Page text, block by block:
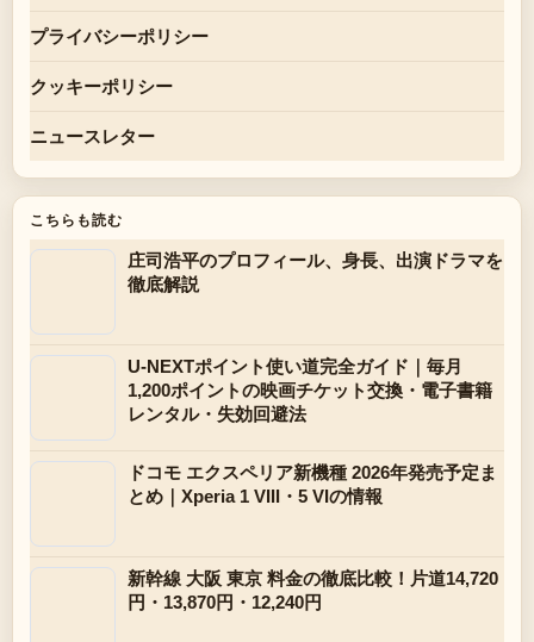
プライバシーポリシー
クッキーポリシー
ニュースレター
こちらも読む
庄司浩平のプロフィール、身長、出演ドラマを
徹底解説
U-NEXTポイント使い道完全ガイド｜毎月
1,200ポイントの映画チケット交換・電子書籍
レンタル・失効回避法
ドコモ エクスペリア新機種 2026年発売予定ま
とめ｜Xperia 1 VIII・5 VIの情報
新幹線 大阪 東京 料金の徹底比較！片道14,720
円・13,870円・12,240円